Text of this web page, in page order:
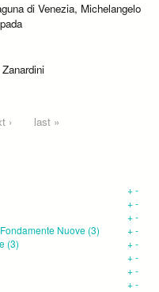
di Venezia, Michelangelo
› last »
+-
+-
+-
Nuove (3) +-
(3) +-
+-
+-
+-